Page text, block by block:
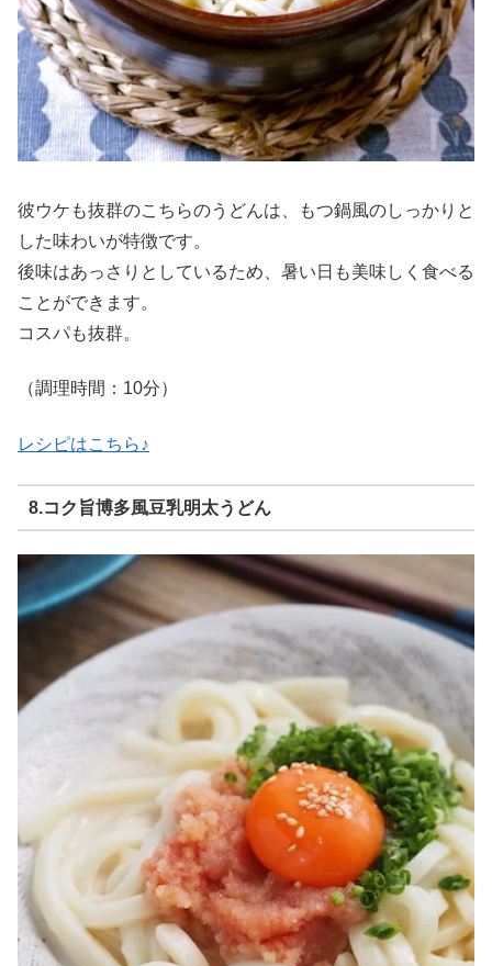
彼ウケも抜群のこちらのうどんは、もつ鍋風のしっかりと
した味わいが特徴です。
後味はあっさりとしているため、暑い日も美味しく食べる
ことができます。
コスパも抜群。
（調理時間：10分）
レシピはこちら♪
8.コク旨博多風豆乳明太うどん